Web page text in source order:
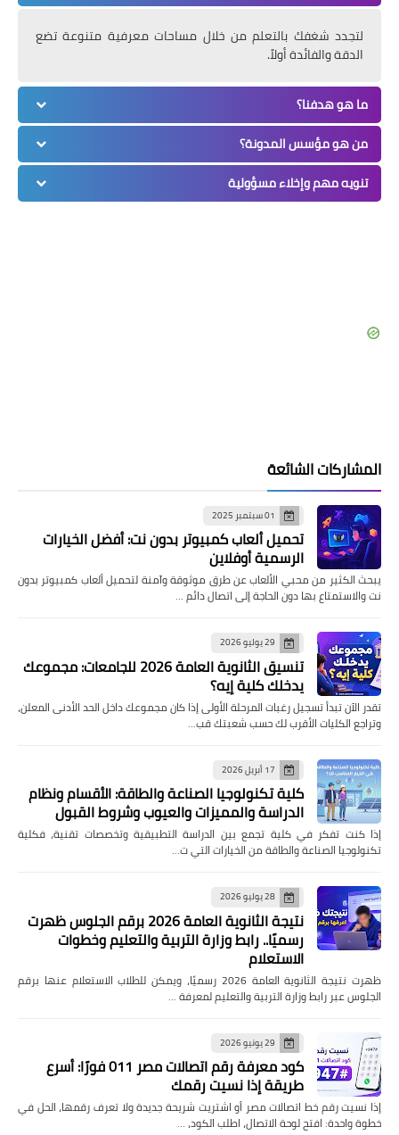
لتجدد شغفك بالتعلم من خلال مساحات معرفية متنوعة تضع
الدقة والفائدة أولاً.
ما هو هدفنا؟
من هو مؤسس المدونة؟
تنويه مهم وإخلاء مسؤولية
المشاركات الشائعة
01 سبتمبر 2025
تحميل ألعاب كمبيوتر بدون نت: أفضل الخيارات
الرسمية أوفلاين
يبحث الكثير من محبي الألعاب عن طرق موثوقة وآمنة لتحميل ألعاب كمبيوتر بدون
نت والاستمتاع بها دون الحاجة إلى اتصال دائم …
29 يوليو 2026
تنسيق الثانوية العامة 2026 للجامعات: مجموعك
يدخلك كلية إيه؟
تقدر الآن تبدأ تسجيل رغبات المرحلة الأولى إذا كان مجموعك داخل الحد الأدنى المعلن،
وتراجع الكليات الأقرب لك حسب شعبتك قب…
17 أبريل 2026
كلية تكنولوجيا الصناعة والطاقة: الأقسام ونظام
الدراسة والمميزات والعيوب وشروط القبول
إذا كنت تفكر في كلية تجمع بين الدراسة التطبيقية وتخصصات تقنية، فكلية
تكنولوجيا الصناعة والطاقة من الخيارات التي ت…
28 يوليو 2026
نتيجة الثانوية العامة 2026 برقم الجلوس ظهرت
رسميًا.. رابط وزارة التربية والتعليم وخطوات
الاستعلام
ظهرت نتيجة الثانوية العامة 2026 رسميًا، ويمكن للطلاب الاستعلام عنها برقم
الجلوس عبر رابط وزارة التربية والتعليم لمعرفة …
29 يونيو 2026
كود معرفة رقم اتصالات مصر 011 فورًا: أسرع
طريقة إذا نسيت رقمك
إذا نسيت رقم خط اتصالات مصر أو اشتريت شريحة جديدة ولا تعرف رقمها، الحل في
خطوة واحدة: افتح لوحة الاتصال، اطلب الكود، …